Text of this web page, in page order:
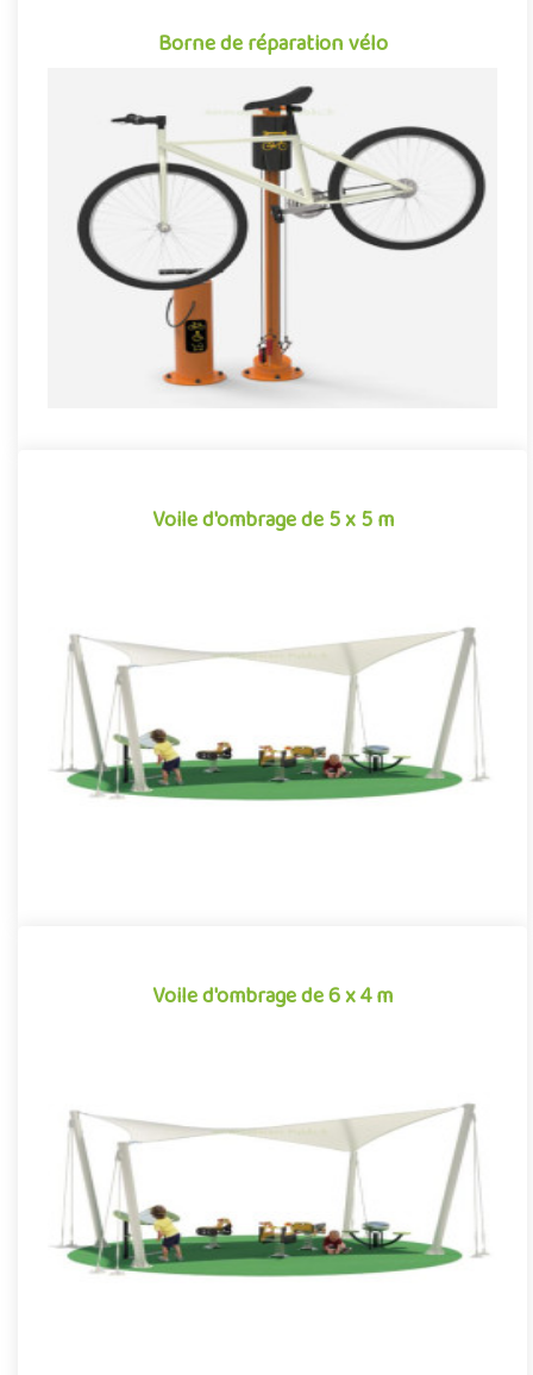
Borne de réparation vélo
Borne de réparation vélo
Équipement public installé en libre accès dans les villes, parcs et
jardins... La borne d'entretien et de réparation pour vé..
Voile d'ombrage de 5 x 5 m
Voile d'ombrage de 5 x 5 m
Le voile d'ombrage permet de créer des zones d'ombre sur les
aires de jeux extérieures. Ainsi protégés du soleil, les enfants..
Voile d'ombrage de 6 x 4 m
Voile d'ombrage de 6 x 4 m
Le voile d'ombrage permet de créer des zones d'ombre sur les
aires de jeux extérieures. Ainsi protégés du soleil, les enfants..